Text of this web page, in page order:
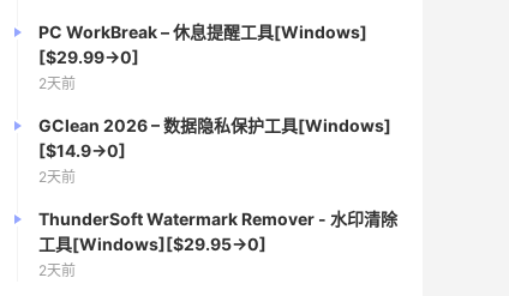
PC WorkBreak – 休息提醒工具[Windows]
[$29.99→0]
2天前
GClean 2026 – 数据隐私保护工具[Windows]
[$14.9→0]
2天前
ThunderSoft Watermark Remover - 水印清除
工具[Windows][$29.95→0]
2天前